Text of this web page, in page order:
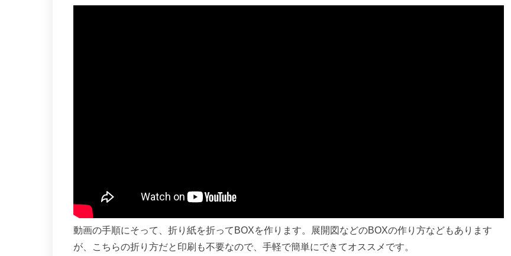
動画の手順にそって、折り紙を折ってBOXを作ります。展開図などのBOXの作り方などもあります
が、こちらの折り方だと印刷も不要なので、手軽で簡単にできてオススメです。